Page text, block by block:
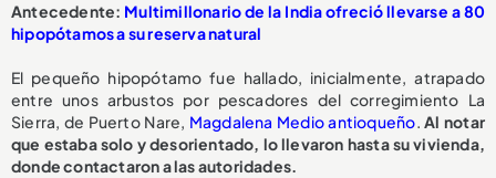
Antecedente: Multimillonario de la India ofreció llevarse a 80
hipopótamos a su reserva natural
El pequeño hipopótamo fue hallado, inicialmente, atrapado
entre unos arbustos por pescadores del corregimiento La
Sierra, de Puerto Nare, Magdalena Medio antioqueño.Al notar
que estaba solo y desorientado, lo llevaron hasta su vivienda,
donde contactaron a las autoridades.